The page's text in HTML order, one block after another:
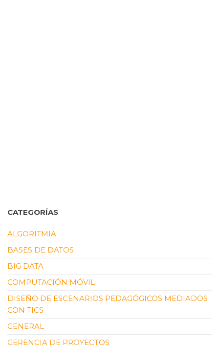
CATEGORÍAS
ALGORITMIA
BASES DE DATOS
BIG DATA
COMPUTACIÓN MÓVIL
DISEÑO DE ESCENARIOS PEDAGÓGICOS MEDIADOS
CON TICS
GENERAL
GERENCIA DE PROYECTOS